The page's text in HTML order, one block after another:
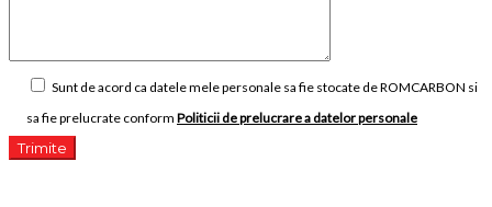
Sunt de acord ca datele mele personale sa fie stocate de ROMCARBON si
sa fie prelucrate conform Politicii de prelucrare a datelor personale